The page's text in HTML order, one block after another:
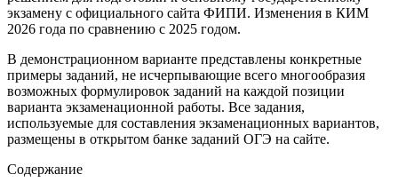
экзамену с официального сайта ФИПИ. Изменения в КИМ
2026 года по сравнению с 2025 годом.
В демонстрационном варианте представлены конкретные
примеры заданий, не исчерпывающие всего многообразия
возможных формулировок заданий на каждой позиции
варианта экзаменационной работы. Все задания,
используемые для составления экзаменационных вариантов,
размещены в открытом банке заданий ОГЭ на сайте.
Содержание